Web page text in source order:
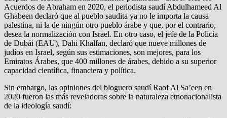
Acuerdos de Abraham en 2020, el periodista saudí Abdulhameed Al
Ghabeen declaró que al pueblo saudita ya no le importa la causa
palestina, ni la de ningún otro pueblo árabe y que, por el contrario,
desea la normalización con Israel. En otro caso, el jefe de la Policía
de Dubái (EAU), Dahi Khalfan, declaró que nueve millones de
judíos en Israel, según sus estimaciones, son mejores, para los
Emiratos Árabes, que 400 millones de árabes, debido a su superior
capacidad científica, financiera y política.
Sin embargo, las opiniones del bloguero saudí Raof Al Sa’een en
2020 fueron las más reveladoras sobre la naturaleza etnonacionalista
de la ideología saudí: